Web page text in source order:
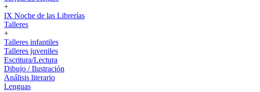
+
IX Noche de las Librerías
Talleres
+
Talleres infantiles
Talleres juveniles
Escritura/Lectura
Dibujo / Ilustración
Análisis literario
Lenguas